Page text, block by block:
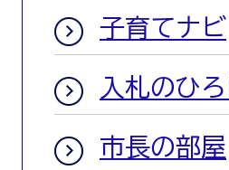
子育てナビ
入札のひ
市長の部屋